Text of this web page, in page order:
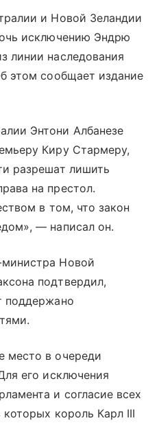
и Новой Зеландии
исключению Эндрю
линии наследования
этом сообщает издание
Энтони Албанезе
Киру Стармеру,
разрешат лишить
на престол.
в том, что закон
— написал он.
Новой
подтвердил,
поддержано
место в очереди
его исключения
и согласие всех
король Карл III